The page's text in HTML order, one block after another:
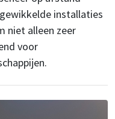
installaties
niet alleen zeer
voor